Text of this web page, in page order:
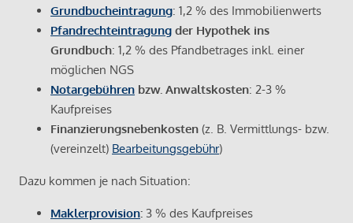
Grundbucheintragung: 1,2 % des Immobilienwerts
Pfandrechteintragung der Hypothek ins
Grundbuch: 1,2 % des Pfandbetrages inkl. einer
möglichen NGS
Notargebühren bzw. Anwaltskosten: 2-3 %
Kaufpreises
Finanzierungsnebenkosten (z. B. Vermittlungs- bzw.
(vereinzelt) Bearbeitungsgebühr)
Dazu kommen je nach Situation:
Maklerprovision: 3 % des Kaufpreises